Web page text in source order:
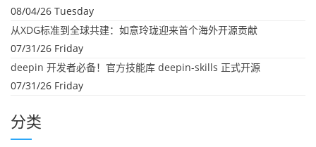
08/04/26 Tuesday
从XDG标准到全球共建：如意玲珑迎来首个海外开源贡献
07/31/26 Friday
deepin 开发者必备！官方技能库 deepin-skills 正式开源
07/31/26 Friday
分类